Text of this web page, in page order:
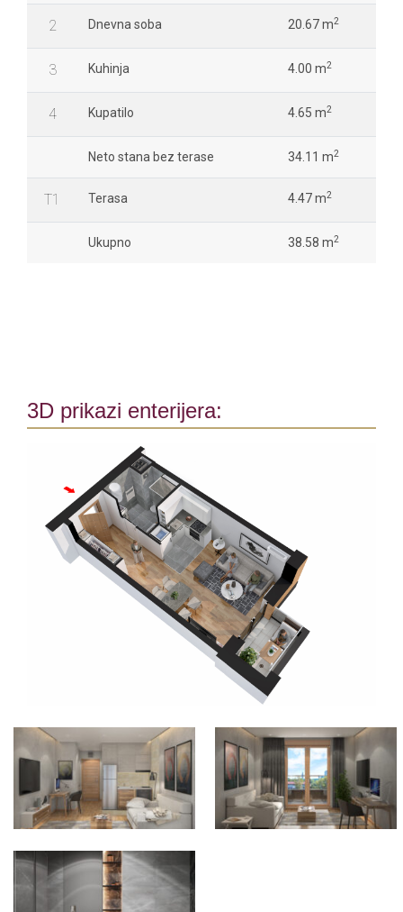
2 Dnevna soba 20.67 m2
3 Kuhinja 4.00 m2
4 Kupatilo 4.65 m2
Neto stana bez terase 34.11 m2
T1 Terasa 4.47 m2
Ukupno 38.58 m2
3D prikazi enterijera: